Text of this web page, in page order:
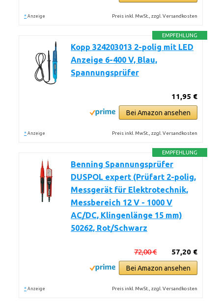
* Anzeige Preis inkl. MwSt., zzgl. Versandkosten
EMPFEHLUNG
Kopp 324203013 2-polig mit LED
Anzeige 6-400 V, Blau,
Spannungsprüfer
11,95 €
Bei Amazon ansehen
* Anzeige Preis inkl. MwSt., zzgl. Versandkosten
EMPFEHLUNG
Benning Spannungsprüfer
DUSPOL expert (Prüfart 2-polig,
Messgerät für Elektrotechnik,
Messbereich 12 V - 1000 V
AC/DC, Klingenlänge 15 mm)
50262, Rot/Schwarz
57,20 €
72,00 €
Bei Amazon ansehen
* Anzeige Preis inkl. MwSt., zzgl. Versandkosten